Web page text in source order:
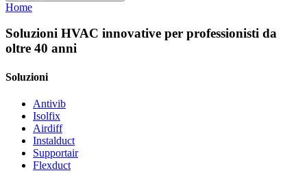
Home
Soluzioni HVAC innovative per professionisti da
oltre 40 anni
Soluzioni
Antivib
Isolfix
Airdiff
Instalduct
Supportair
Flexduct